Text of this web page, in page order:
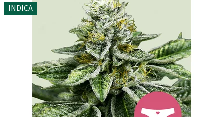
INDICA